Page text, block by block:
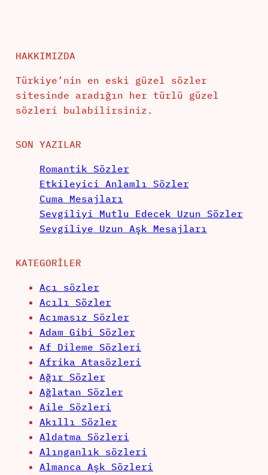
HAKKIMIZDA
Türkiye’nin en eski güzel sözler
sitesinde aradığın her türlü güzel
sözleri bulabilirsiniz.
SON YAZILAR
Romantik Sözler
Etkileyici Anlamlı Sözler
Cuma Mesajları
Sevgiliyi Mutlu Edecek Uzun Sözler
Sevgiliye Uzun Aşk Mesajları
KATEGORILER
Acı sözler
Acılı Sözler
Acımasız Sözler
Adam Gibi Sözler
Af Dileme Sözleri
Afrika Atasözleri
Ağır Sözler
Ağlatan Sözler
Aile Sözleri
Akıllı Sözler
Aldatma Sözleri
Alınganlık sözleri
Almanca Aşk Sözleri